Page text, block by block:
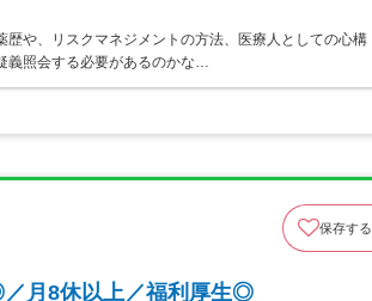
や、リスクマネジメントの方法、医療人としての心構
義照会する必要があるのかな…
保存する
／月8休以上／福利厚生◎